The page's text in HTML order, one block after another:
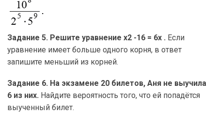
Задание 5. Решите уравнение х2 -16 = 6x . Если
уравнение имеет больше одного корня, в ответ
запишите меньший из корней.
Задание 6. На экзамене 20 билетов, Аня не выучила
6 из них. Найдите вероятность того, что ей попадётся
выученный билет.